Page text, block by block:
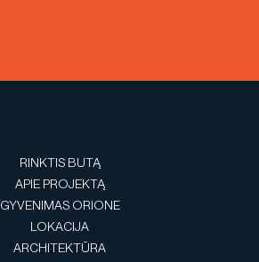
RINKTIS BUTĄ
APIE PROJEKTĄ
GYVENIMAS ORIONE
LOKACIJA
ARCHITEKTŪRA